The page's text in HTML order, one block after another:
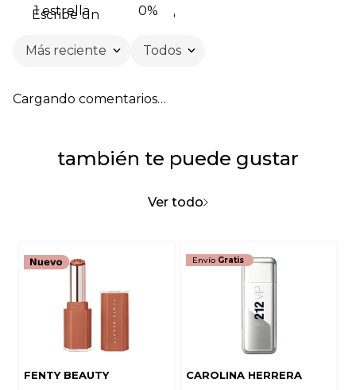
1 estrella 0%
Escribe un comentario
Título
Califica el producto de 1 a 5 estrellas
Escribe un comentario
Más reciente Todos
Cargando comentarios…
también te puede gustar
Ver todo
FENTY BEAUTY
Envío Gratis
CAROLINA HERRERA